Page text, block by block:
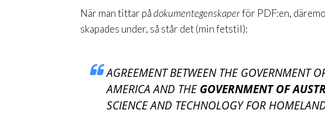
När man tittar pådokumentegenskaperför PDF:en,
skapades under, så står det (min fetstil):
AGREEMENT BETWEEN THE GOVERNMENT
AMERICA AND THEGOVERNMENT OF
SCIENCE AND TECHNOLOGY FOR